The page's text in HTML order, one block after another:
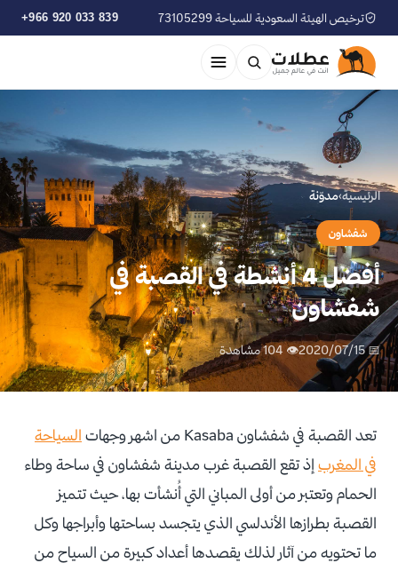
ترخيص الهيئة السعودية للسياحة 73105299 +966 920 033 839
الرئيسية›مدوّنة
شفشاون
أفضل 4 أنشطة في القصبة في
شفشاون
📅 2020/07/15 👁 104 مشاهدة
تعد القصبة في شفشاون Kasaba من اشهر وجهات
السياحة
في المغرب إذ تقع القصبة غرب مدينة شفشاون في ساحة وطاء
الحمام وتعتبر من أولى المباني التي أُنشأت بها، حيث تتميز
القصبة بطرازها الأندلسي الذي يتجسد بساحتها وأبراجها وكل
ما تحتويه من آثار لذلك يقصدها أعداد كبيرة من السياح من